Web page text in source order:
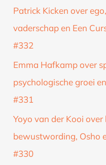
k
a
Patrick Kicken over
vaderschap en Een
#332
Emma Hafkamp over
psychologische groei
#331
Yoyo van der Kooi
bewustwording, Osho
#330